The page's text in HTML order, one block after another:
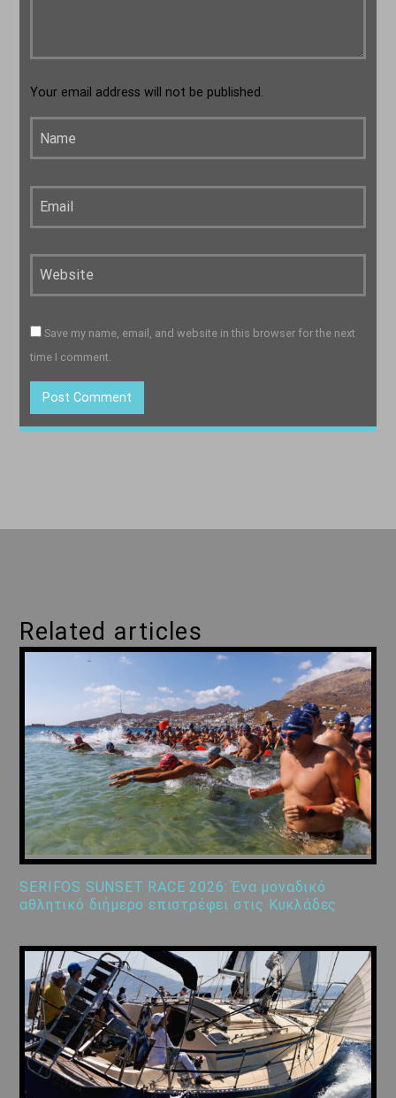
Your email address will not be published.
Save my name, email, and website in this browser for the next
time I comment.
Related articles
SERIFOS SUNSET RACE 2026: Ένα μοναδικό
αθλητικό διήμερο επιστρέφει στις Κυκλάδες